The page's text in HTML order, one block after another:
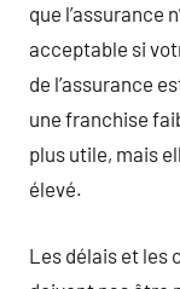
que l’assurance
acceptable si
de l’assurance
une franchise
plus utile, mais
élevé.
Les délais et les